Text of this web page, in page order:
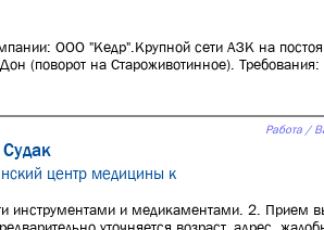
ООО "Кедр".Крупной сети АЗК на
(поворот на Староживотинное). Требования:
Работа /
центр медицины к
инструментами и медикаментами. 2. Прием